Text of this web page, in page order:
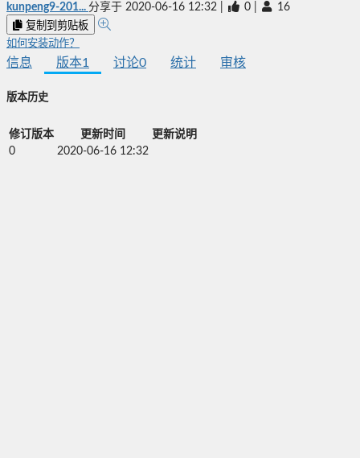
kunpeng9-201... 分享于 2020-06-16 12:32 0 16
复制到剪贴板
如何安装动作？
信息 版本1 讨论0 统计 审核
版本历史
修订版本 更新时间
更新说明
0
2020-06-16 12:32